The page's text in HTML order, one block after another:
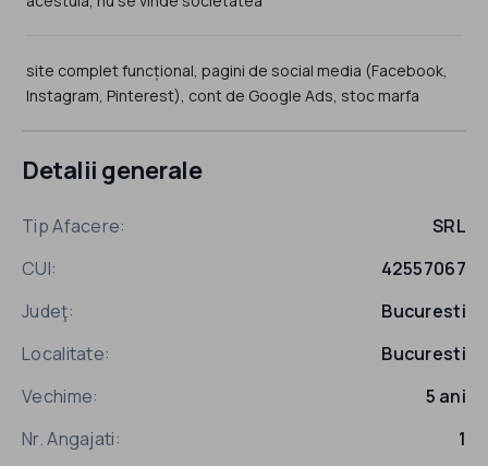
site complet funcțional, pagini de social media (Facebook,
Instagram, Pinterest), cont de Google Ads, stoc marfa
Detalii generale
Tip Afacere:
SRL
CUI:
42557067
Judeţ:
Bucuresti
Localitate:
Bucuresti
Vechime:
5 ani
Nr. Angajati:
1